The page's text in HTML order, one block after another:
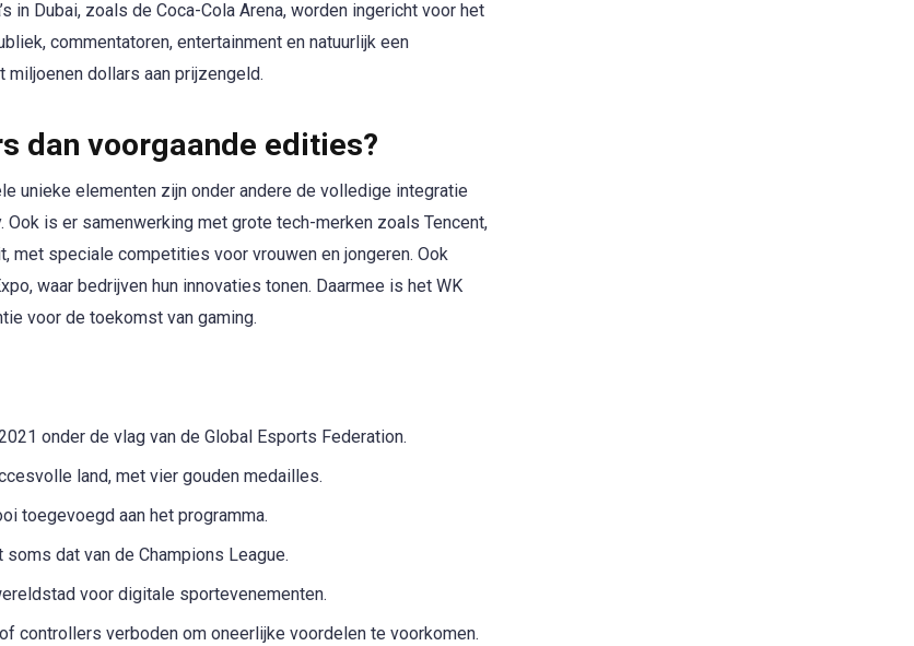
in Dubai, zoals de Coca-Cola Arena, worden ingericht voor het
commentatoren, entertainment en natuurlijk een
dollars aan prijzengeld.
dan voorgaande edities?
unieke elementen zijn onder andere de volledige integratie
is er samenwerking met grote tech-merken zoals Tencent,
met speciale competities voor vrouwen en jongeren. Ook
waar bedrijven hun innovaties tonen. Daarmee is het WK
voor de toekomst van gaming.
onder de vlag van de Global Esports Federation.
land, met vier gouden medailles.
toegevoegd aan het programma.
dat van de Champions League.
voor digitale sportevenementen.
controllers verboden om oneerlijke voordelen te voorkomen.